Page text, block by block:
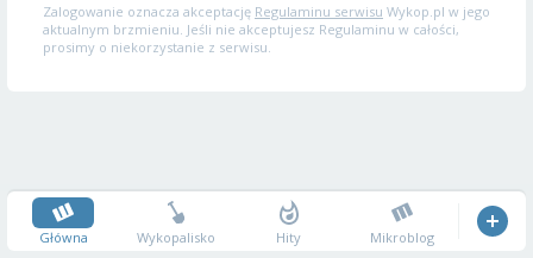
Zalogowanie oznacza akceptację Regulaminu serwisu Wykop.pl w jego
aktualnym brzmieniu. Jeśli nie akceptujesz Regulaminu w całości,
prosimy o niekorzystanie z serwisu.
Główna Wykopalisko Hity Mikroblog